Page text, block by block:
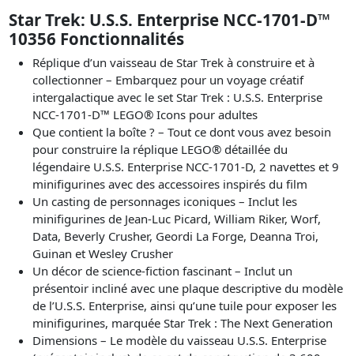
Star Trek: U.S.S. Enterprise NCC-1701-D™
10356 Fonctionnalités
Réplique d’un vaisseau de Star Trek à construire et à
collectionner – Embarquez pour un voyage créatif
intergalactique avec le set Star Trek : U.S.S. Enterprise
NCC-1701-D™ LEGO® Icons pour adultes
Que contient la boîte ? – Tout ce dont vous avez besoin
pour construire la réplique LEGO® détaillée du
légendaire U.S.S. Enterprise NCC-1701-D, 2 navettes et 9
minifigurines avec des accessoires inspirés du film
Un casting de personnages iconiques – Inclut les
minifigurines de Jean-Luc Picard, William Riker, Worf,
Data, Beverly Crusher, Geordi La Forge, Deanna Troi,
Guinan et Wesley Crusher
Un décor de science-fiction fascinant – Inclut un
présentoir incliné avec une plaque descriptive du modèle
de l’U.S.S. Enterprise, ainsi qu’une tuile pour exposer les
minifigurines, marquée Star Trek : The Next Generation
Dimensions – Le modèle du vaisseau U.S.S. Enterprise